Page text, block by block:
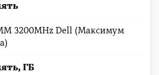
3200MHz Dell (Максимум
ГБ